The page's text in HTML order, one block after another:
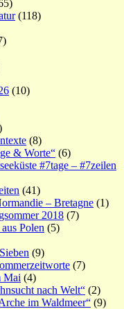
(118)
(10)
(8)
& Worte“ (6)
#7tage – #7zeilen
(41)
– Bretagne (1)
2018 (7)
Polen (5)
(9)
(7)
Mai (4)
nach Welt“ (2)
im Waldmeer“ (9)